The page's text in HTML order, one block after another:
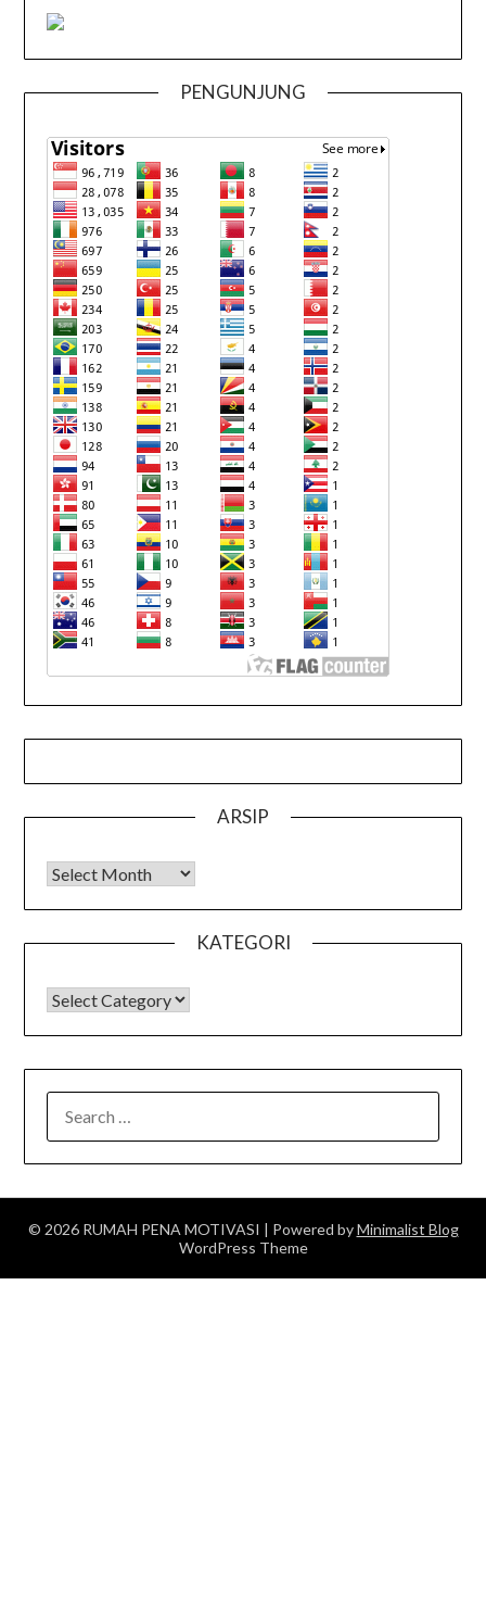
PENGUNJUNG
ARSIP
Arsip
KATEGORI
KATEGORI
FOR:
© 2026 RUMAH PENA MOTIVASI | Powered byMinimalist Blog
WordPress Theme